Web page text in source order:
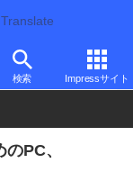
Translate
検索 Impressサイト
ン NEC
PC、